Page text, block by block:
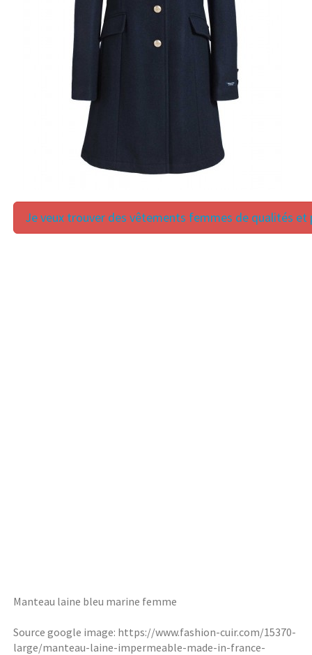
Je veux trouver des vêtements femmes de qualités et
Manteau laine bleu marine femme
Source google image: https://www.fashion-cuir.com/15370-
large/manteau-laine-impermeable-made-in-france-